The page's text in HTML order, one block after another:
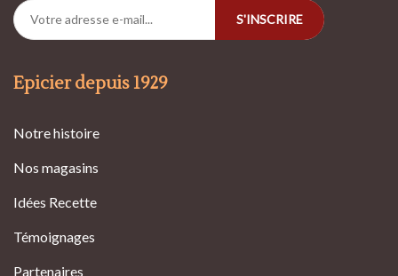
S'INSCRIRE
Epicier depuis 1929
Notre histoire
Nos magasins
Idées Recette
Témoignages
Partenaires